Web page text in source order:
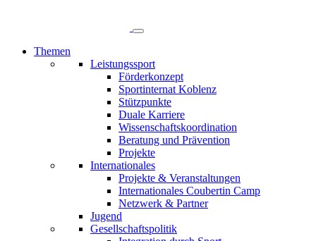
Hauptnavigation
Themen
Leistungssport
Förderkonzept
Sportinternat Koblenz
Stützpunkte
Duale Karriere
Wissenschaftskoordination
Beratung und Prävention
Projekte
Internationales
Projekte & Veranstaltungen
Internationales Coubertin Camp
Netzwerk & Partner
Jugend
Gesellschaftspolitik